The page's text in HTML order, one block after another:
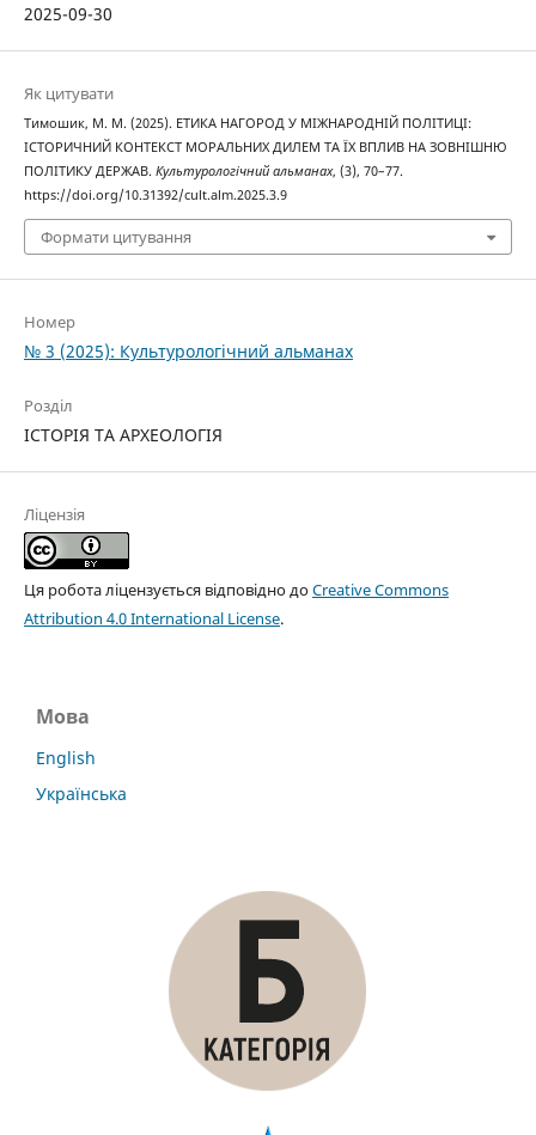
2025-09-30
Як цитувати
Тимошик, М. М. (2025). ЕТИКА НАГОРОД У МІЖНАРОДНІЙ ПОЛІТИЦІ:
ІСТОРИЧНИЙ КОНТЕКСТ МОРАЛЬНИХ ДИЛЕМ ТА ЇХ ВПЛИВ НА ЗОВНІШНЮ
ПОЛІТИКУ ДЕРЖАВ. Культурологічний альманах, (3), 70–77.
https://doi.org/10.31392/cult.alm.2025.3.9
Формати цитування
Номер
№ 3 (2025): Культурологічний альманах
Розділ
ІСТОРІЯ ТА АРХЕОЛОГІЯ
Ліцензія
Ця робота ліцензується відповідно доCreative Commons
Attribution 4.0 International License.
Мова
English
Українська